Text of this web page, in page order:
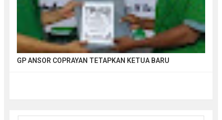
GP ANSOR COPRAYAN TETAPKAN KETUA BARU